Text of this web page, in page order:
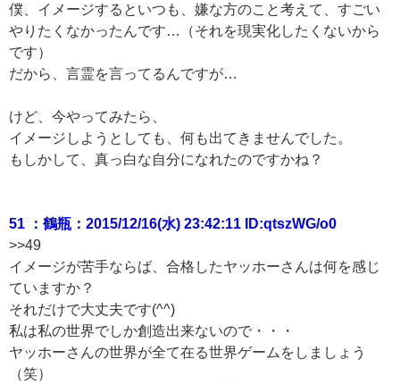
僕、イメージするといつも、嫌な方のこと考えて、すごい
やりたくなかったんです…（それを現実化したくないから
です）
だから、言霊を言ってるんですが…
けど、今やってみたら、
イメージしようとしても、何も出てきませんでした。
もしかして、真っ白な自分になれたのですかね？
51 ：鶴瓶：2015/12/16(水) 23:42:11 ID:qtszWG/o0
>>49
イメージが苦手ならば、合格したヤッホーさんは何を感じ
ていますか？
それだけで大丈夫です(^^)
私は私の世界でしか創造出来ないので・・・
ヤッホーさんの世界が全て在る世界ゲームをしましょう
（笑）